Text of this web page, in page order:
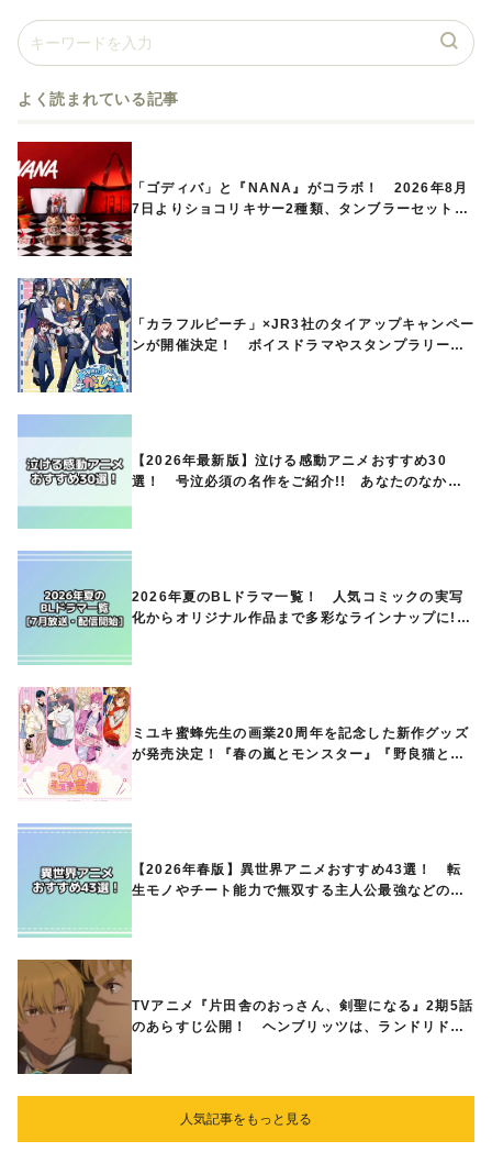
よく読まれている記事
「ゴディバ」と『NANA』がコラボ！ 2026年8月
7日よりショコリキサー2種類、タンブラーセットな
「カラフルピーチ」×JR3社のタイアップキャンペー
ンが開催決定！ ボイスドラマやスタンプラリー、
【2026年最新版】泣ける感動アニメおすすめ30
選！ 号泣必須の名作をご紹介!! あなたのなかの
2026年夏のBLドラマ一覧！ 人気コミックの実写
化からオリジナル作品まで多彩なラインナップに!!
ミユキ蜜蜂先生の画業20周年を記念した新作グッズ
が発売決定！『春の嵐とモンスター』『野良猫と
【2026年春版】異世界アニメおすすめ43選！ 転
生モノやチート能力で無双する主人公最強などの人
TVアニメ『片田舎のおっさん、剣聖になる』2期5話
のあらすじ公開！ ヘンブリッツは、ランドリドに
人気記事をもっと見る